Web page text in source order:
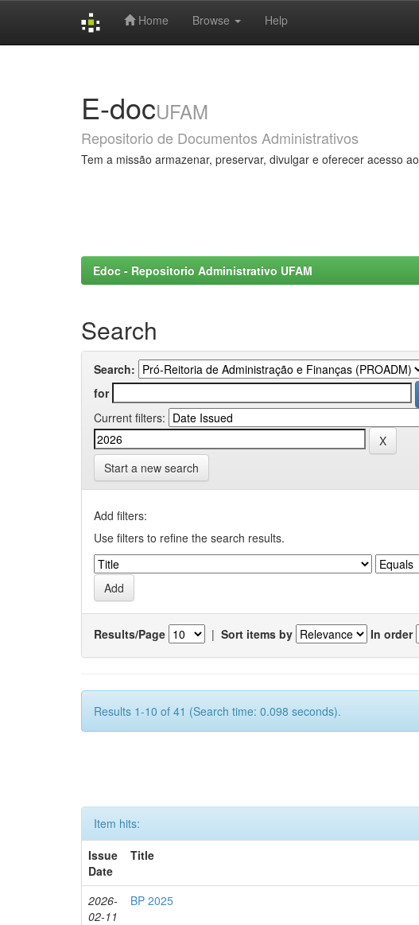
Home Browse Help
E-docUFAM
Repositorio de Documentos Administrativos
Tem a missão armazenar, preservar, divulgar e oferecer acesso
Edoc - Repositorio Administrativo UFAM
Search
Search:
for
Current filters:
Start a new search
Add filters:
Use filters to refine the search results.
Results/Page | Sort items by In order
Results 1-10 of 41 (Search time: 0.098 seconds).
Item hits:
Issue
Date
Title
2026-
02-11
BP 2025